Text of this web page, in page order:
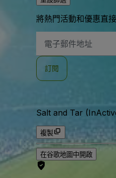
將熱門活動和優惠直
子
地
訂閱
Salt and Tar
複製
在谷歌地圖中開啟